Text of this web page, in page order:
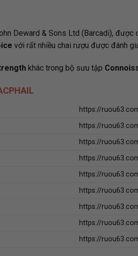
Deward & Sons Ltd (Barcadi), được
với rất nhiều chai rượu được đánh
khác trong bộ sưu tập
https://
https://
https://
https://
https://
https://
https://
https://
https://